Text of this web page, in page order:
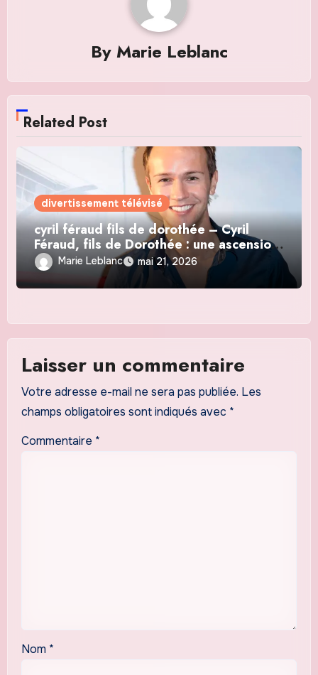
By Marie Leblanc
Related Post
divertissement télévisé
cyril féraud fils de dorothée – Cyril
Féraud, fils de Dorothée : une ascension
médiatique
Marie Leblanc mai 21, 2026
Laisser un commentaire
Votre adresse e-mail ne sera pas publiée. Les
champs obligatoires sont indiqués avec *
Commentaire *
Nom *